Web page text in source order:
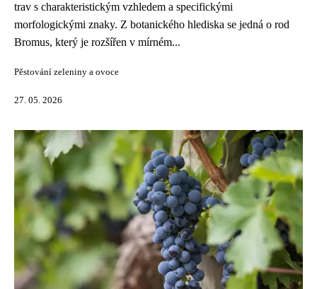
trav s charakteristickým vzhledem a specifickými
morfologickými znaky. Z botanického hlediska se jedná o rod
Bromus, který je rozšířen v mírném...
Pěstování zeleniny a ovoce
27. 05. 2026